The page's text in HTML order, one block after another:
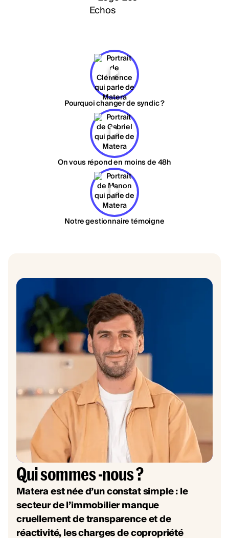
Pourquoi changer de syndic ?
On vous répond en moins de 48h
Notre gestionnaire témoigne
Qui sommes -nous ?
Matera est née d’un constat simple : le
secteur de l’immobilier manque
cruellement de transparence et de
réactivité, les charges de copropriété